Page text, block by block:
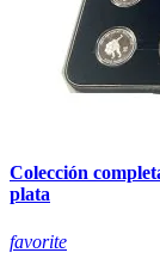
Colección
plata
favorite